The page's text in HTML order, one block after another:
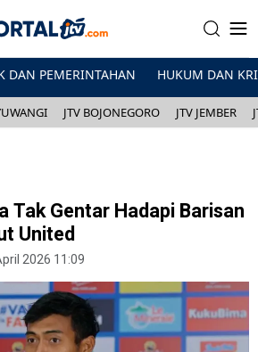
DAN PEMERINTAHAN HUKUM DAN
JTV BOJONEGORO JTV JEMBER
Tak Gentar Hadapi Barisan
United
2026 11:09